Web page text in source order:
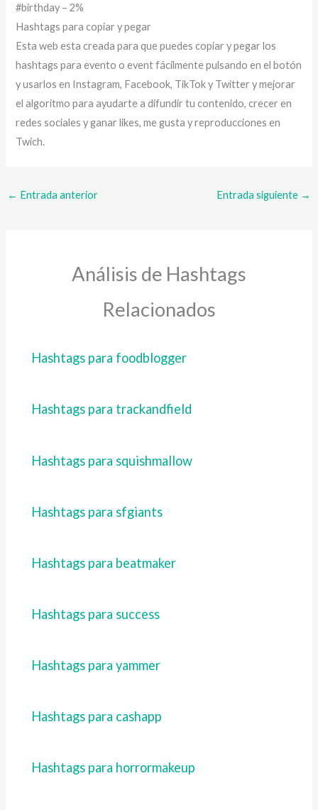
#birthday – 2%
Hashtags para copiar y pegar
Esta web esta creada para que puedes copiar y pegar los
hashtags para evento o event fácilmente pulsando en el botón
y usarlos en Instagram, Facebook, TikTok y Twitter y mejorar
el algoritmo para ayudarte a difundir tu contenido, crecer en
redes sociales y ganar likes, me gusta y reproducciones en
Twich.
← Entrada anterior Entrada siguiente →
Análisis de Hashtags
Relacionados
Hashtags para foodblogger
Hashtags para trackandfield
Hashtags para squishmallow
Hashtags para sfgiants
Hashtags para beatmaker
Hashtags para success
Hashtags para yammer
Hashtags para cashapp
Hashtags para horrormakeup